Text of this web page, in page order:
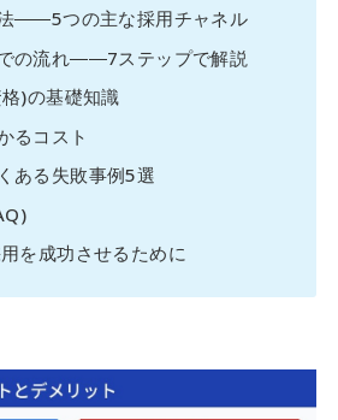
――5つの主な採用チャネル
の流れ――7ステップで解説
)の基礎知識
るコスト
ある失敗事例5選
を成功させるために